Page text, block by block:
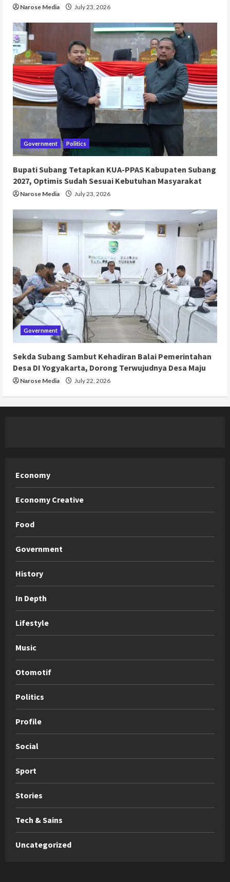
Narose Media July 23, 2026
Government Politics
Bupati Subang Tetapkan KUA-PPAS Kabupaten Subang
2027, Optimis Sudah Sesuai Kebutuhan Masyarakat
Narose Media July 23, 2026
Government
Sekda Subang Sambut Kehadiran Balai Pemerintahan
Desa DI Yogyakarta, Dorong Terwujudnya Desa Maju
Narose Media July 22, 2026
Economy
Economy Creative
Food
Government
History
In Depth
Lifestyle
Music
Otomotif
Politics
Profile
Social
Sport
Stories
Tech & Sains
Uncategorized